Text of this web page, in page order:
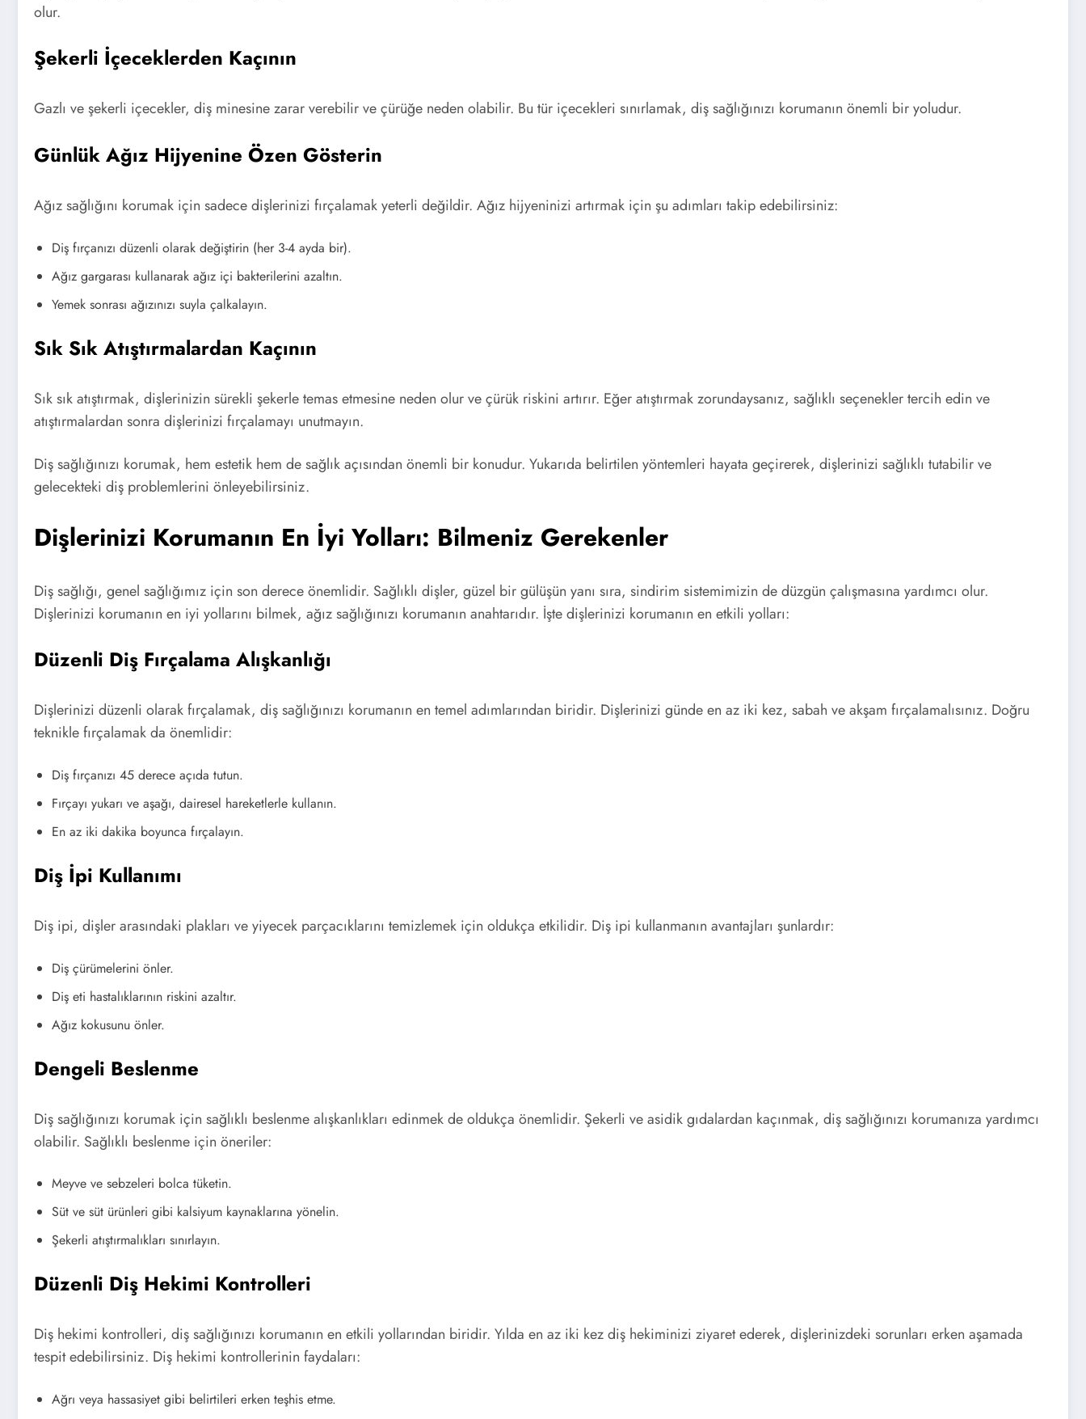
olur.
Şekerli İçeceklerden Kaçının
Gazlı ve şekerli içecekler, diş minesine zarar verebilir ve çürüğe neden olabilir. Bu tür içecekleri sınırlamak, diş sağlığınızı korumanın önemli bir yoludur.
Günlük Ağız Hijyenine Özen Gösterin
Ağız sağlığını korumak için sadece dişlerinizi fırçalamak yeterli değildir. Ağız hijyeninizi artırmak için şu adımları takip edebilirsiniz:
Diş fırçanızı düzenli olarak değiştirin (her 3-4 ayda bir).
Ağız gargarası kullanarak ağız içi bakterilerini azaltın.
Yemek sonrası ağızınızı suyla çalkalayın.
Sık Sık Atıştırmalardan Kaçının
Sık sık atıştırmak, dişlerinizin sürekli şekerle temas etmesine neden olur ve çürük riskini artırır. Eğer atıştırmak zorundaysanız, sağlıklı seçenekler tercih edin ve
atıştırmalardan sonra dişlerinizi fırçalamayı unutmayın.
Diş sağlığınızı korumak, hem estetik hem de sağlık açısından önemli bir konudur. Yukarıda belirtilen yöntemleri hayata geçirerek, dişlerinizi sağlıklı tutabilir ve
gelecekteki diş problemlerini önleyebilirsiniz.
Dişlerinizi Korumanın En İyi Yolları: Bilmeniz Gerekenler
Diş sağlığı, genel sağlığımız için son derece önemlidir. Sağlıklı dişler, güzel bir gülüşün yanı sıra, sindirim sistemimizin de düzgün çalışmasına yardımcı olur.
Dişlerinizi korumanın en iyi yollarını bilmek, ağız sağlığınızı korumanın anahtarıdır. İşte dişlerinizi korumanın en etkili yolları:
Düzenli Diş Fırçalama Alışkanlığı
Dişlerinizi düzenli olarak fırçalamak, diş sağlığınızı korumanın en temel adımlarından biridir. Dişlerinizi günde en az iki kez, sabah ve akşam fırçalamalısınız. Doğru
teknikle fırçalamak da önemlidir:
Diş fırçanızı 45 derece açıda tutun.
Fırçayı yukarı ve aşağı, dairesel hareketlerle kullanın.
En az iki dakika boyunca fırçalayın.
Diş İpi Kullanımı
Diş ipi, dişler arasındaki plakları ve yiyecek parçacıklarını temizlemek için oldukça etkilidir. Diş ipi kullanmanın avantajları şunlardır:
Diş çürümelerini önler.
Diş eti hastalıklarının riskini azaltır.
Ağız kokusunu önler.
Dengeli Beslenme
Diş sağlığınızı korumak için sağlıklı beslenme alışkanlıkları edinmek de oldukça önemlidir. Şekerli ve asidik gıdalardan kaçınmak, diş sağlığınızı korumanıza yardımcı
olabilir. Sağlıklı beslenme için öneriler:
Meyve ve sebzeleri bolca tüketin.
Süt ve süt ürünleri gibi kalsiyum kaynaklarına yönelin.
Şekerli atıştırmalıkları sınırlayın.
Düzenli Diş Hekimi Kontrolleri
Diş hekimi kontrolleri, diş sağlığınızı korumanın en etkili yollarından biridir. Yılda en az iki kez diş hekiminizi ziyaret ederek, dişlerinizdeki sorunları erken aşamada
tespit edebilirsiniz. Diş hekimi kontrollerinin faydaları:
Ağrı veya hassasiyet gibi belirtileri erken teşhis etme.